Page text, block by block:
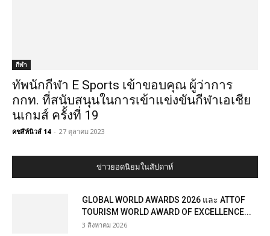
กีฬา
ทัพนักกีฬา E Sports เข้าขอบคุณ ผู้ว่าการ
กกท. ที่สนับสนุนในการเข้าแข่งขันกีฬาเอเชีย
นเกมส์ ครั้งที่ 19
คชสีห์นิวส์ 14 - 27 ตุลาคม 2023
ข่าวยอดนิยมในสัปดาห์
GLOBAL WORLD AWARDS 2026 และ ATTOF
TOURISM WORLD AWARD OF EXCELLENCE...
3 สิงหาคม 2026